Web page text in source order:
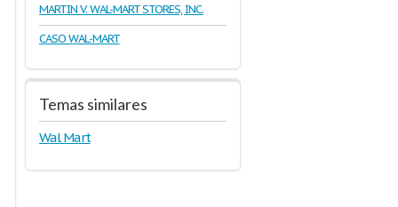
MARTIN V. WAL-MART STORES, INC.
CASO WAL-MART
Temas similares
Wal Mart